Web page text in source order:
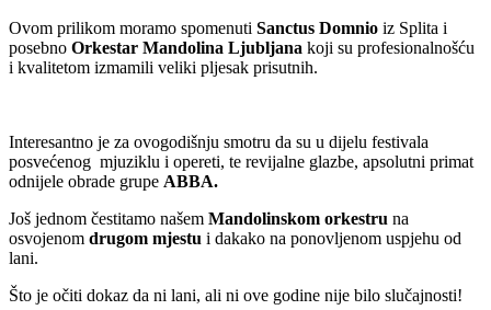
Ovom prilikom moramo spomenuti Sanctus Domnio iz Splita i
posebno Orkestar Mandolina Ljubljana koji su profesionalnošću
i kvalitetom izmamili veliki pljesak prisutnih.
Interesantno je za ovogodišnju smotru da su u dijelu festivala
posvećenog mjuziklu i opereti, te revijalne glazbe, apsolutni primat
odnijele obrade grupe ABBA.
Još jednom čestitamo našem Mandolinskom orkestru na
osvojenom drugom mjestu i dakako na ponovljenom uspjehu od
lani.
Što je očiti dokaz da ni lani, ali ni ove godine nije bilo slučajnosti!